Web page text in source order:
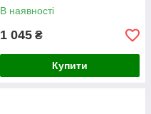
В наявності
1 045 ₴
Купити